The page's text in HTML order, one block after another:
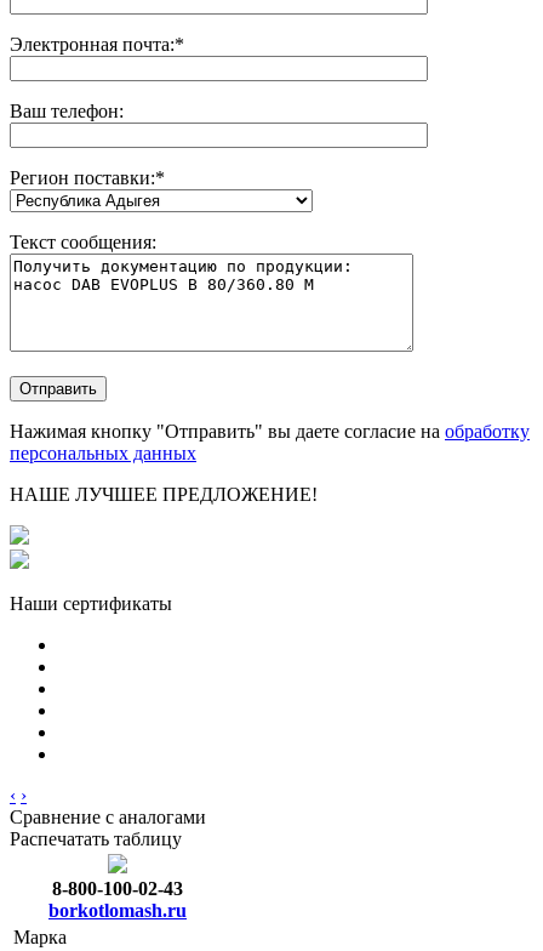
Электронная почта:*
Ваш телефон:
Регион поставки:*
Текст сообщения:
Нажимая кнопку "Отправить" вы даете согласие на обработку
персональных данных
НАШЕ ЛУЧШЕЕ ПРЕДЛОЖЕНИЕ!
Наши сертификаты
‹ ›
Сравнение с аналогами
Распечатать таблицу
8-800-100-02-43
borkotlomash.ru
Марка